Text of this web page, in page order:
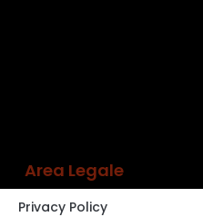
Area Legale
Privacy Policy